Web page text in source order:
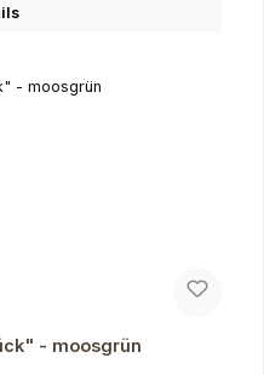
- moosgrün